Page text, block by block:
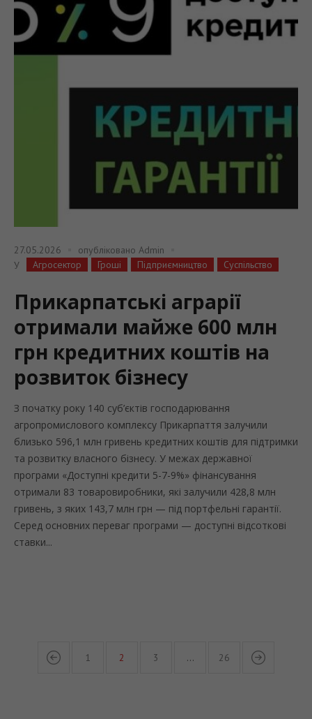
27.05.2026 опубліковано Admin
У
Агросектор Гроші Підприємництво Суспільство
Прикарпатські аграрії
отримали майже 600 млн
грн кредитних коштів на
розвиток бізнесу
З початку року 140 суб’єктів господарювання
агропромислового комплексу Прикарпаття залучили
близько 596,1 млн гривень кредитних коштів для підтримки
та розвитку власного бізнесу. У межах державної
програми «Доступні кредити 5-7-9%» фінансування
отримали 83 товаровиробники, які залучили 428,8 млн
гривень, з яких 143,7 млн грн — під портфельні гарантії.
Серед основних переваг програми — доступні відсоткові
ставки...
1 2 3 … 26